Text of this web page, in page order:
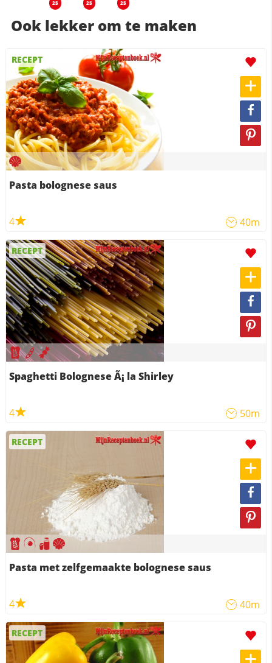
25 25 25
Ook lekker om te maken
RECEPT
Pasta bolognese saus
4 40m
RECEPT
Spaghetti Bolognese Ã¡ la Shirley
4 50m
RECEPT
Pasta met zelfgemaakte bolognese saus
4 40m
RECEPT